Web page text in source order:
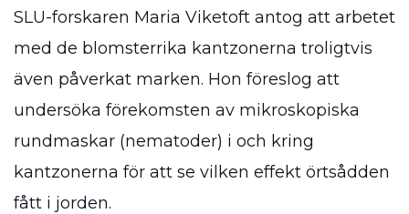
SLU-forskaren Maria Viketoft antog att arbetet
med de blomsterrika kantzonerna troligtvis
även påverkat marken. Hon föreslog att
undersöka förekomsten av mikroskopiska
rundmaskar (nematoder) i och kring
kantzonerna för att se vilken effekt örtsådden
fått i jorden.